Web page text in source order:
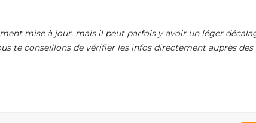
mise à jour, mais il peut parfois y avoir un léger
te conseillons de vérifier les infos directement auprès des